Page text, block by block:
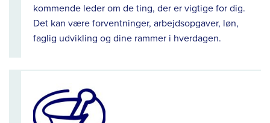
kommende leder om de ting, der er vigtige for dig.
Det kan være forventninger, arbejdsopgaver, løn,
faglig udvikling og dine rammer i hverdagen.